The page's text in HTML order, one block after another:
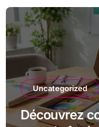
Uncategorized
Découvrez